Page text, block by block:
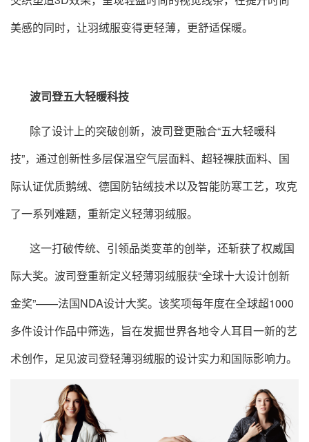
美感的同时，让羽绒服变得更轻薄，更舒适保暖。
波司登五大轻暖科技
除了设计上的突破创新，波司登更融合“五大轻暖科
技”，通过创新性多层保温空气层面料、超轻裸肤面料、国
际认证优质鹅绒、德国防钻绒技术以及智能防寒工艺，攻克
了一系列难题，重新定义轻薄羽绒服。
这一打破传统、引领品类变革的创举，还斩获了权威国
际大奖。波司登重新定义轻薄羽绒服获“全球十大设计创新
金奖”——法国NDA设计大奖。该奖项每年度在全球超1000
多件设计作品中筛选，旨在发掘世界各地令人耳目一新的艺
术创作，足见波司登轻薄羽绒服的设计实力和国际影响力。